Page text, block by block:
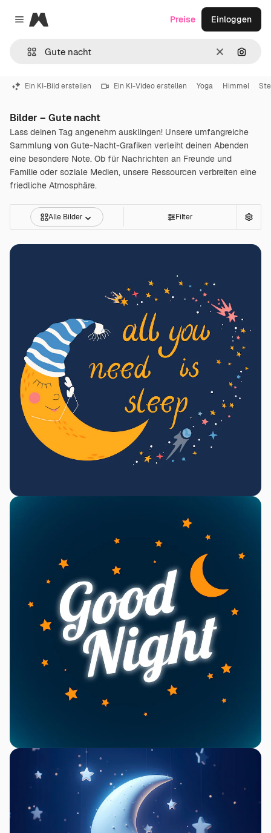
Close menu
Magnific
LöschenNach
Preise Einloggen
Ein KI-Bild erstellen Ein KI-Video erstellen Yoga Himmel
Bilder – Gute nacht
Lass deinen Tag angenehm ausklingen! Unsere umfangreiche
Sammlung von Gute-Nacht-Grafiken verleiht deinen Abenden
eine besondere Note. Ob für Nachrichten an Freunde und
Familie oder soziale Medien, unsere Ressourcen verbreiten eine
friedliche Atmosphäre.
Alle Bilder Filter